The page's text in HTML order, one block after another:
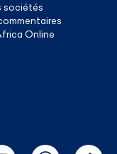
sociétés
Online